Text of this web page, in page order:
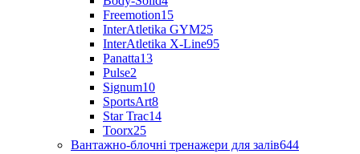
Freemotion15
InterAtletika GYM25
InterAtletika X-Line95
Panatta13
Pulse2
Signum10
SportsArt8
Star Trac14
Toorx25
Вантажно-блочні тренажери для залів644